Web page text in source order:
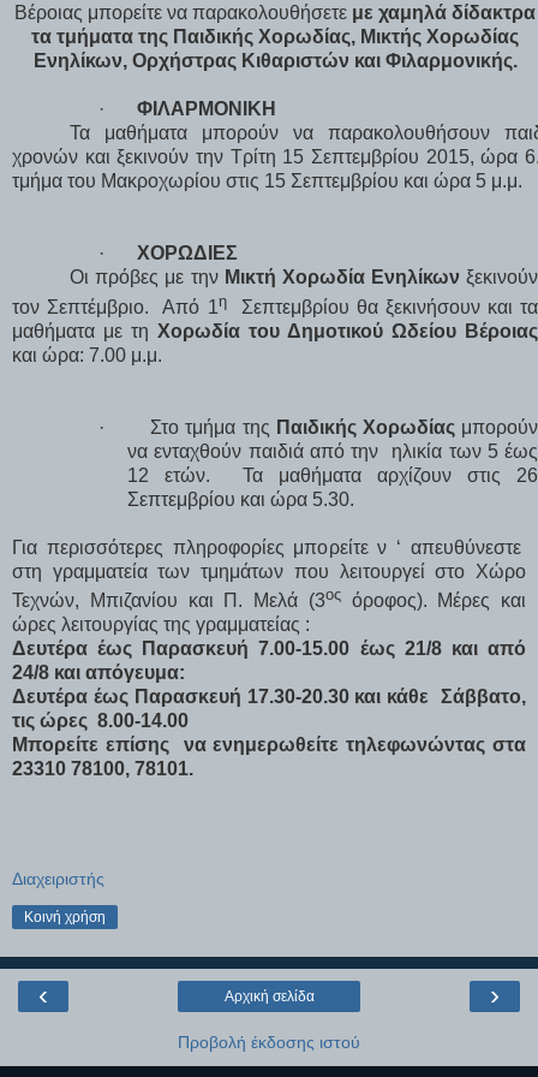
Βέροιας μπορείτε να παρακολουθήσετε με χαμηλά δίδακτρα
τα τμήματα της Παιδικής Χορωδίας, Μικτής Χορωδίας
Ενηλίκων, Ορχήστρας Κιθαριστών και Φιλαρμονικής.
·
ΦΙΛΑΡΜΟΝΙΚΗ
Τα μαθήματα μπορούν να παρακολουθήσουν
χρονών και ξεκινούν την Τρίτη 15 Σεπτεμβρίου 2015, ώρα
τμήμα του Μακροχωρίου στις 15 Σεπτεμβρίου και ώρα 5 μ.μ.
·
ΧΟΡΩΔΙΕΣ
Οι πρόβες με την Μικτή Χορωδία Ενηλίκων ξεκινούν
τον Σεπτέμβριο.
Από 1η
Σεπτεμβρίου θα ξεκινήσουν και τα
μαθήματα με τηΧορωδία του Δημοτικού Ωδείου Βέροιας
και ώρα: 7.00 μ.μ.
· Στο τμήμα της Παιδικής Χορωδίας μπορούν
να ενταχθούν παιδιά από την
ηλικία των 5 έως
12 ετών.
Τα μαθήματα αρχίζουν στις 26
Σεπτεμβρίου και ώρα 5.30.
Για περισσότερες πληροφορίες μπορείτε ν ‘ απευθύνεστε
στη γραμματεία των τμημάτων που λειτουργεί στο Χώρο
Τεχνών, Μπιζανίου και Π. Μελά (3οςόροφος). Μέρες και
ώρες λειτουργίας της γραμματείας :
Δευτέρα έως Παρασκευή 7.00-15.00 έως 21/8 και από
24/8 και απόγευμα:
Δευτέρα έως Παρασκευή 17.30-20.30 και κάθε
Σάββατο,
τις ώρες 8.00-14.00
Μπορείτε επίσης
να ενημερωθείτε τηλεφωνώντας στα
23310 78100, 78101.
Διαχειριστής
Κοινή χρήση
‹ ›
Αρχική σελίδα
Προβολή έκδοσης ιστού